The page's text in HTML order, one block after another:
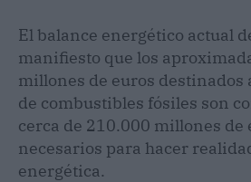
El balance energético actual
manifiesto que los
millones de euros destinados
de combustibles fósiles son
cerca de 210.000 millones de
necesarios para hacer
energética.